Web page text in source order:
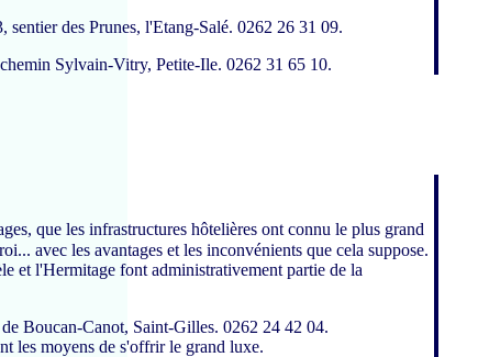
sentier des Prunes, l'Etang-Salé. 0262 26 31 09.
Sylvain-Vitry, Petite-Ile. 0262 31 65 10.
que les infrastructures hôtelières ont connu le plus grand
avec les avantages et les inconvénients que cela suppose.
et l'Hermitage font administrativement partie de la
Boucan-Canot, Saint-Gilles. 0262 24 42 04.
les moyens de s'offrir le grand luxe.